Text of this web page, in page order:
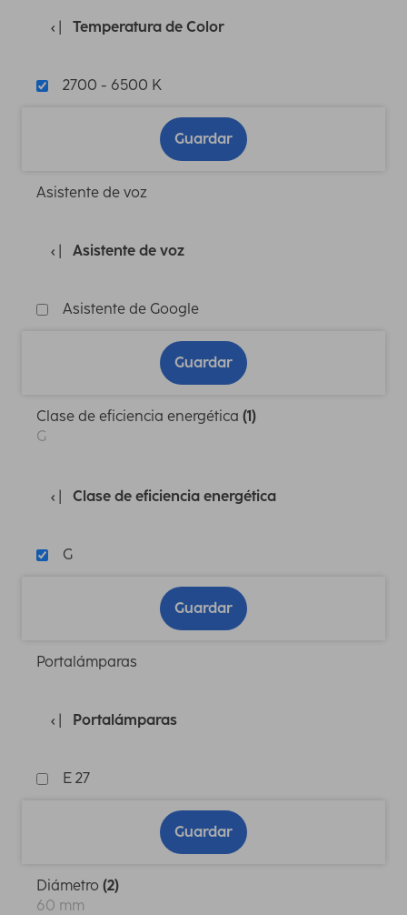
Temperatura de Color
2700 - 6500 K
Guardar
Asistente de voz
Asistente de voz
Asistente de Google
Guardar
Clase de eficiencia energética (1)
G
Clase de eficiencia energética
G
Guardar
Portalámparas
Portalámparas
E 27
Guardar
Diámetro (2)
60 mm